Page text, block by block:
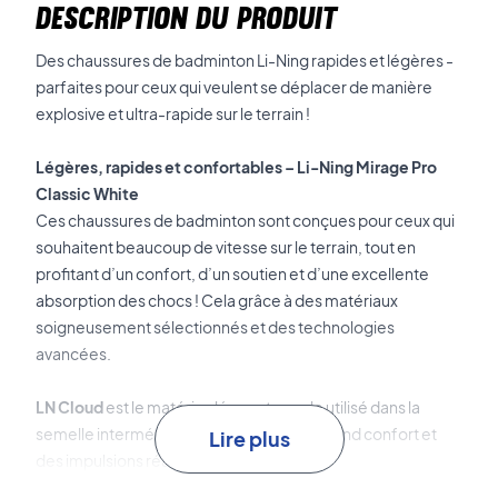
DESCRIPTION DU PRODUIT
Des chaussures de badminton Li-Ning rapides et légères -
parfaites pour ceux qui veulent se déplacer de manière
explosive et ultra-rapide sur le terrain !
Légères, rapides et confortables – Li-Ning Mirage Pro
Classic White
Ces chaussures de badminton sont conçues pour ceux qui
souhaitent beaucoup de vitesse sur le terrain, tout en
profitant d’un confort, d’un soutien et d’une excellente
absorption des chocs ! Cela grâce à des matériaux
soigneusement sélectionnés et des technologies
avancées.
LN Cloudest le matériau léger et souple utilisé dans la
semelle intermédiaire. Cela garantit un grand confort et
des impulsions réactives.
Lire plus